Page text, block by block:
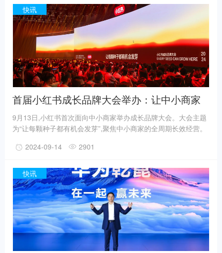
行业智慧，为品牌带来增长解法。新市场、新生态：私享会率先
开启“新”力满满嘉年华首日，大中华区艾菲携手NBA、百度率先
开启私享会，围绕AI智能新方向、商业确定性增长展开讨论，共
同探寻当下最具实效的增长之道。
快讯
首届小红书成长品牌大会举办：让中小商家
在小红书全周期生长
9月13日,小红书首次面向中小商家举办成长品牌大会。大会主题
为“让每颗种子都有机会发芽”,聚焦中小商家的全周期长效经营。
量红利、人群优势及独特的营销解决方案,成为吸引中小商家的新
方面获得了不错的增长成绩。
2024-09-14 2901
快讯